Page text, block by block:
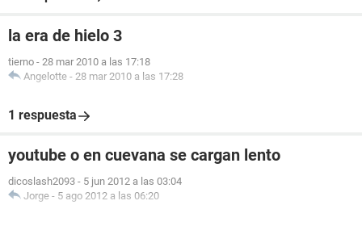
la era de hielo 3
tierno - 28 mar 2010 a las 17:18
Angelotte - 28 mar 2010 a las 17:28
1 respuesta
youtube o en cuevana se cargan lento
dicoslash2093 - 5 jun 2012 a las 03:04
Jorge - 5 ago 2012 a las 06:20